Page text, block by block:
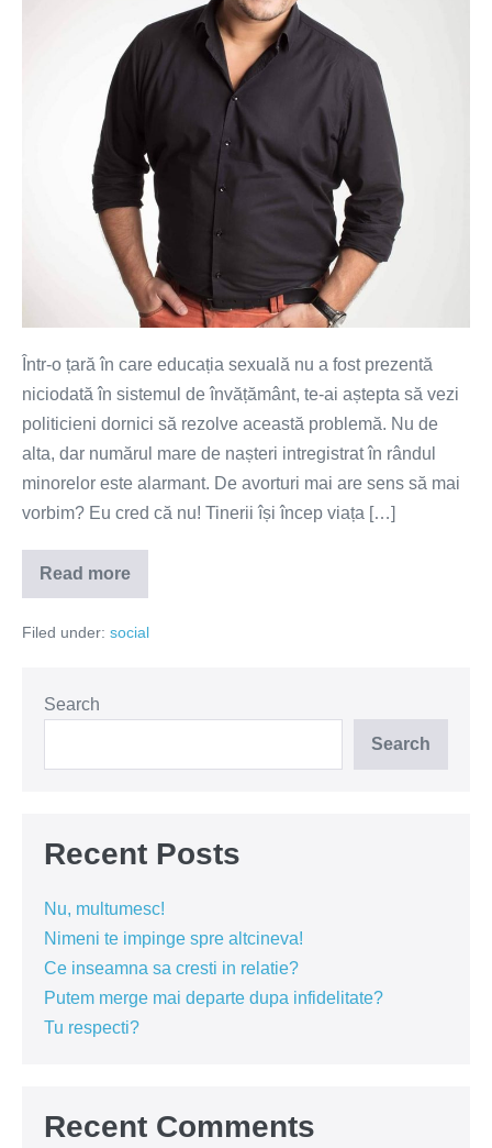
Într-o țară în care educația sexuală nu a fost prezentă
niciodată în sistemul de învățământ, te-ai aștepta să vezi
politicieni dornici să rezolve această problemă. Nu de
alta, dar numărul mare de nașteri intregistrat în rândul
minorelor este alarmant. De avorturi mai are sens să mai
vorbim? Eu cred că nu! Tinerii își încep viața […]
Read more
Închisoare
pentru
sexuală
Filed under: social
Search
Search
Recent Posts
Nu, multumesc!
Nimeni te impinge spre altcineva!
Ce inseamna sa cresti in relatie?
Putem merge mai departe dupa infidelitate?
Tu respecti?
Recent Comments